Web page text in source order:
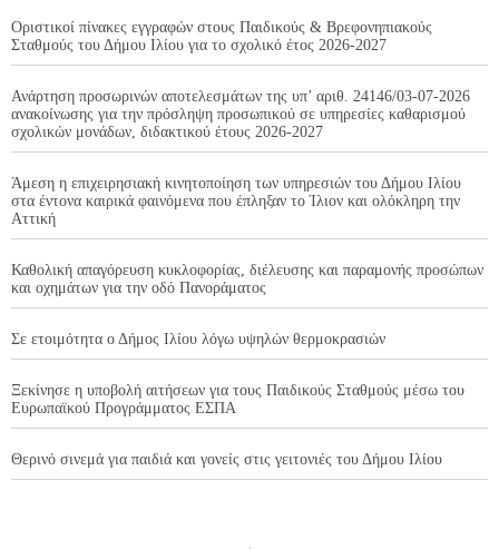
Οριστικοί πίνακες εγγραφών στους Παιδικούς & Βρεφονηπιακούς
Σταθμούς του Δήμου Ιλίου για το σχολικό έτος 2026-2027
Ανάρτηση προσωρινών αποτελεσμάτων της υπ’ αριθ. 24146/03-07-2026
ανακοίνωσης για την πρόσληψη προσωπικού σε υπηρεσίες καθαρισμού
σχολικών μονάδων, διδακτικού έτους 2026-2027
Άμεση η επιχειρησιακή κινητοποίηση των υπηρεσιών του Δήμου Ιλίου
στα έντονα καιρικά φαινόμενα που έπληξαν το Ίλιον και ολόκληρη την
Αττική
Καθολική απαγόρευση κυκλοφορίας, διέλευσης και παραμονής προσώπων
και οχημάτων για την οδό Πανοράματος
Σε ετοιμότητα ο Δήμος Ιλίου λόγω υψηλών θερμοκρασιών
Ξεκίνησε η υποβολή αιτήσεων για τους Παιδικούς Σταθμούς μέσω του
Ευρωπαϊκού Προγράμματος ΕΣΠΑ
Θερινό σινεμά για παιδιά και γονείς στις γειτονιές του Δήμου Ιλίου